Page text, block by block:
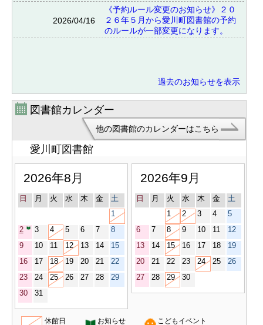
2026/04/16
《予約ルール変更のお知らせ》２０
２６年５月から愛川町図書館の予約
のルールが一部変更になります。
過去のお知らせを表示
図書館カレンダー
他の図書館のカレンダーはこちら
愛川町図書館
2026年8月
日 月 火 水 木 金
土
1
2
3 4 5 6 7
8
9
10 11 12 13 14
15
16
17 18 19 20 21
22
23
24 25 26 27 28
29
30
31
2026年9月
日 月 火 水 木 金
土
1
2 3 4
5
6
7 8 9 10 11
12
13
14 15 16 17 18
19
20
21 22 23 24 25
26
27
28 29 30
休館日 お知らせ こどもイベント